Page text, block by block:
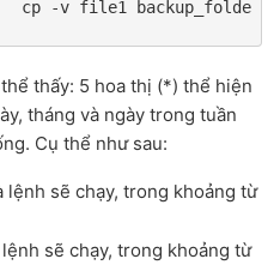
thấy: 5 hoa thị (*) thể hiện
tháng và ngày trong tuần
Cụ thể như sau:
lệnh sẽ chạy, trong khoảng từ
sẽ chạy, trong khoảng từ